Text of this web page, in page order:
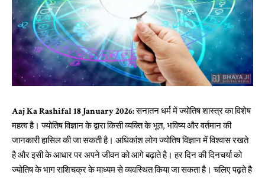
Aaj Ka Rashifal 18 January 2026:सनातन धर्म में ज्योतिष शास्त्र का विशेष
महत्व है। ज्योतिष विज्ञान के द्वारा किसी व्यक्ति के भूत, भविष्य और वर्तमान की
जानकारी हासिल की जा सकती है। अधिकांश लोग ज्योतिष विज्ञान में विश्वास रखते
है और इसी के आधार पर अपने जीवन को आगे बढ़ाते है। हर दिन की दिनचर्या को
ज्योतिष के भाग राशिचक्र के माध्यम से व्यवस्थित किया जा सकता है। चलिए पढ़ते है